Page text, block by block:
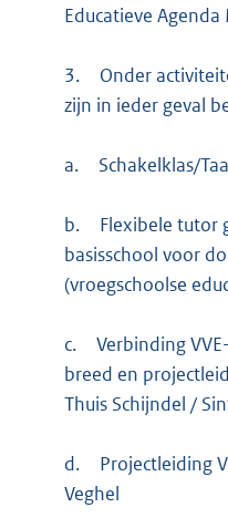
Educatieve
3.
Onder
zijn in ieder geval
a. Schakelklas/
b.
Flexibele tutor
basisschool voor
(vroegschoolse
c.
Verbinding
breed en
Thuis Schijndel /
d.
Projectleiding
Veghel